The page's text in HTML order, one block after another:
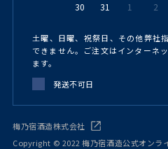
30 31 1 2
土曜、日曜、祝祭日、その他弊社
できません。ご注文はインターネ
ます。
発送不可日
梅乃宿酒造株式会社
Copyright © 2022 梅乃宿酒造公式オンラ